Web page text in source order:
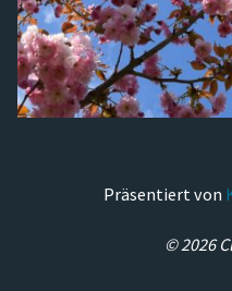
Präsentiert von
© 2026